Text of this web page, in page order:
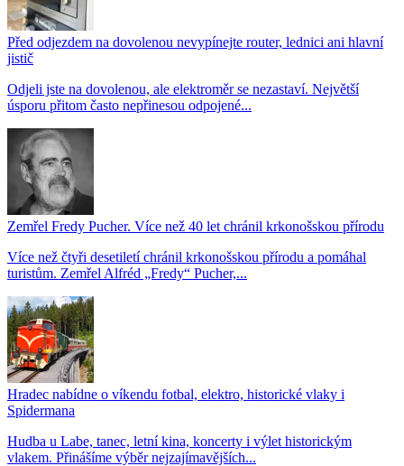
Před odjezdem na dovolenou nevypínejte router, lednici ani hlavní
jistič
Odjeli jste na dovolenou, ale elektroměr se nezastaví. Největší
úsporu přitom často nepřinesou odpojené...
Zemřel Fredy Pucher. Více než 40 let chránil krkonošskou přírodu
Více než čtyři desetiletí chránil krkonošskou přírodu a pomáhal
turistům. Zemřel Alfréd „Fredy“ Pucher,...
Hradec nabídne o víkendu fotbal, elektro, historické vlaky i
Spidermana
Hudba u Labe, tanec, letní kina, koncerty i výlet historickým
vlakem. Přinášíme výběr nejzajímavějších...